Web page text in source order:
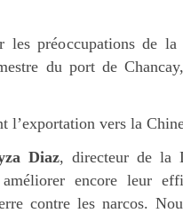
les préoccupations de
du port de
l’exportation vers la
Diaz, directeur de la
encore leur
contre les narcos.